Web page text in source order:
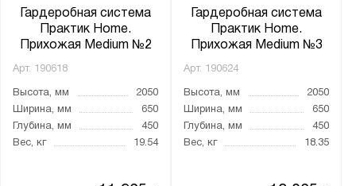
Гардеробная система
Практик Home.
Прихожая Medium №2
Арт. 190618
Высота, мм
2050
Ширина, мм
650
Глубина, мм
450
Вес, кг
19.54
Гардеробная система
Практик Home.
Прихожая Medium №3
Арт. 190624
Высота, мм
2050
Ширина, мм
650
Глубина, мм
450
Вес, кг
18.35